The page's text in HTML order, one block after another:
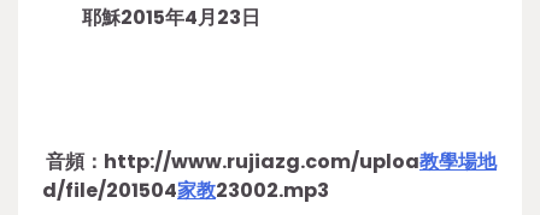
耶穌2015年4月23日
音頻：http://www.rujiazg.com/uploa教學場地
d/file/201504家教23002.mp3